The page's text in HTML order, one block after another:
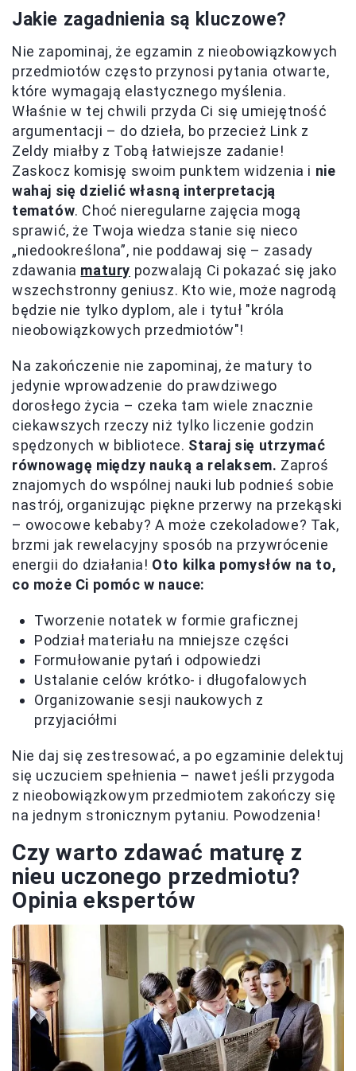
Jakie zagadnienia są kluczowe?
Nie zapominaj, że egzamin z nieobowiązkowych
przedmiotów często przynosi pytania otwarte,
które wymagają elastycznego myślenia.
Właśnie w tej chwili przyda Ci się umiejętność
argumentacji – do dzieła, bo przecież Link z
Zeldy miałby z Tobą łatwiejsze zadanie!
Zaskocz komisję swoim punktem widzenia i nie
wahaj się dzielić własną interpretacją
tematów. Choć nieregularne zajęcia mogą
sprawić, że Twoja wiedza stanie się nieco
„niedookreślona”, nie poddawaj się – zasady
zdawania matury pozwalają Ci pokazać się jako
wszechstronny geniusz. Kto wie, może nagrodą
będzie nie tylko dyplom, ale i tytuł "króla
nieobowiązkowych przedmiotów"!
Na zakończenie nie zapominaj, że matury to
jedynie wprowadzenie do prawdziwego
dorosłego życia – czeka tam wiele znacznie
ciekawszych rzeczy niż tylko liczenie godzin
spędzonych w bibliotece. Staraj się utrzymać
równowagę między nauką a relaksem. Zaproś
znajomych do wspólnej nauki lub podnieś sobie
nastrój, organizując piękne przerwy na przekąski
– owocowe kebaby? A może czekoladowe? Tak,
brzmi jak rewelacyjny sposób na przywrócenie
energii do działania! Oto kilka pomysłów na to,
co może Ci pomóc w nauce:
Tworzenie notatek w formie graficznej
Podział materiału na mniejsze części
Formułowanie pytań i odpowiedzi
Ustalanie celów krótko- i długofalowych
Organizowanie sesji naukowych z
przyjaciółmi
Nie daj się zestresować, a po egzaminie delektuj
się uczuciem spełnienia – nawet jeśli przygoda
z nieobowiązkowym przedmiotem zakończy się
na jednym stronicznym pytaniu. Powodzenia!
Czy warto zdawać maturę z
nieu uczonego przedmiotu?
Opinia ekspertów